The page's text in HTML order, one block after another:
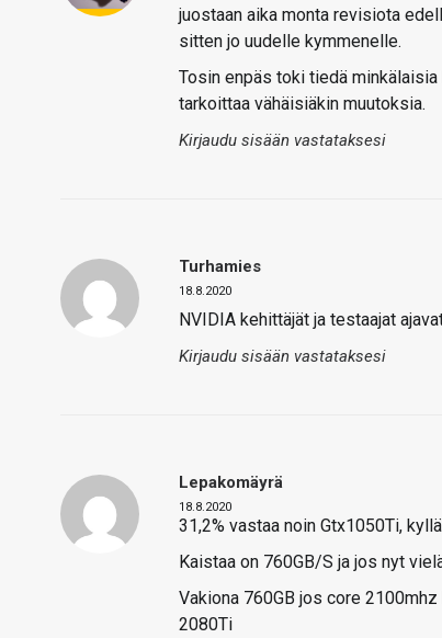
juostaan aika monta revisiota
sitten jo uudelle kymmenelle.
Tosin enpäs toki tiedä
tarkoittaa vähäisiäkin muutoksia.
Kirjaudu sisään vastataksesi
Turhamies
18.8.2020
NVIDIA kehittäjät ja testaajat
Kirjaudu sisään vastataksesi
Lepakomäyrä
18.8.2020
31,2% vastaa noin Gtx1050Ti,
Kaistaa on 760GB/S ja jos nyt
Vakiona 760GB jos core
2080Ti